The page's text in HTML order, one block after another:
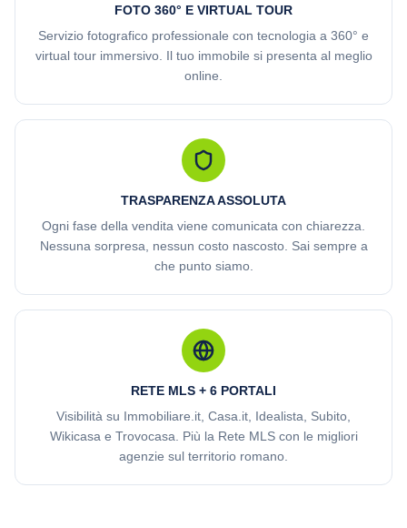
FOTO 360° E VIRTUAL TOUR
Servizio fotografico professionale con tecnologia a 360° e
virtual tour immersivo. Il tuo immobile si presenta al meglio
online.
TRASPARENZA ASSOLUTA
Ogni fase della vendita viene comunicata con chiarezza.
Nessuna sorpresa, nessun costo nascosto. Sai sempre a
che punto siamo.
RETE MLS + 6 PORTALI
Visibilità su Immobiliare.it, Casa.it, Idealista, Subito,
Wikicasa e Trovocasa. Più la Rete MLS con le migliori
agenzie sul territorio romano.